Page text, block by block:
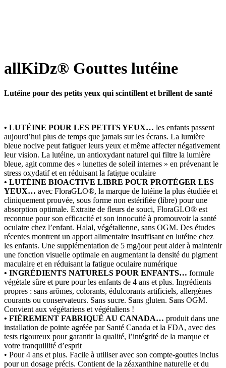
allKiDz® Gouttes lutéine
Lutéine pour des petits yeux qui scintillent et brillent de santé
• LUTÉINE POUR LES PETITS YEUX… les enfants passent
aujourd’hui plus de temps que jamais sur les écrans. La lumière
bleue nocive peut fatiguer leurs yeux et même affecter négativement
leur vision. La lutéine, un antioxydant naturel qui filtre la lumière
bleue, agit comme des « lunettes de soleil internes » en prévenant le
stress oxydatif et en réduisant la fatigue oculaire
• LUTÉINE BIOACTIVE LIBRE POUR PROTÉGER LES
YEUX… avec FloraGLO®, la marque de lutéine la plus étudiée et
cliniquement prouvée, sous forme non estérifiée (libre) pour une
absorption optimale. Extraite de fleurs de souci, FloraGLO® est
reconnue pour son efficacité et son innocuité à promouvoir la santé
oculaire chez l’enfant. Halal, végétalienne, sans OGM. Des études
récentes montrent un apport alimentaire insuffisant en lutéine chez
les enfants. Une supplémentation de 5 mg/jour peut aider à maintenir
une fonction visuelle optimale en augmentant la densité du pigment
maculaire et en réduisant la fatigue oculaire numérique
• INGRÉDIENTS NATURELS POUR ENFANTS… formule
végétale sûre et pure pour les enfants de 4 ans et plus. Ingrédients
propres : sans arômes, colorants, édulcorants artificiels, allergènes
courants ou conservateurs. Sans sucre. Sans gluten. Sans OGM.
Convient aux végétariens et végétaliens !
• FIÈREMENT FABRIQUÉ AU CANADA… produit dans une
installation de pointe agréée par Santé Canada et la FDA, avec des
tests rigoureux pour garantir la qualité, l’intégrité de la marque et
votre tranquillité d’esprit
• Pour 4 ans et plus. Facile à utiliser avec son compte-gouttes inclus
pour un dosage précis. Contient de la zéaxanthine naturelle et du